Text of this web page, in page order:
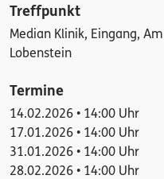
Treffpunkt
Median Klinik, Eingang,
Lobenstein
Termine
14.02.2026 • 14:00 Uhr
17.01.2026 • 14:00 Uhr
31.01.2026 • 14:00 Uhr
28.02.2026 • 14:00 Uhr